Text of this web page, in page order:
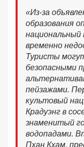
«Из-за
образования
национальный
временно
Туристы
безопасными
пейзажами.
культовый
Крадуэнг в
знаменитый
водопадами.
Пхан Кхам,